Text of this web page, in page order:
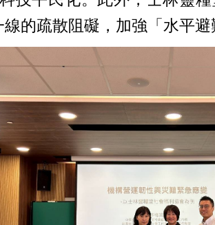
的疏散阻礙，加強「水平